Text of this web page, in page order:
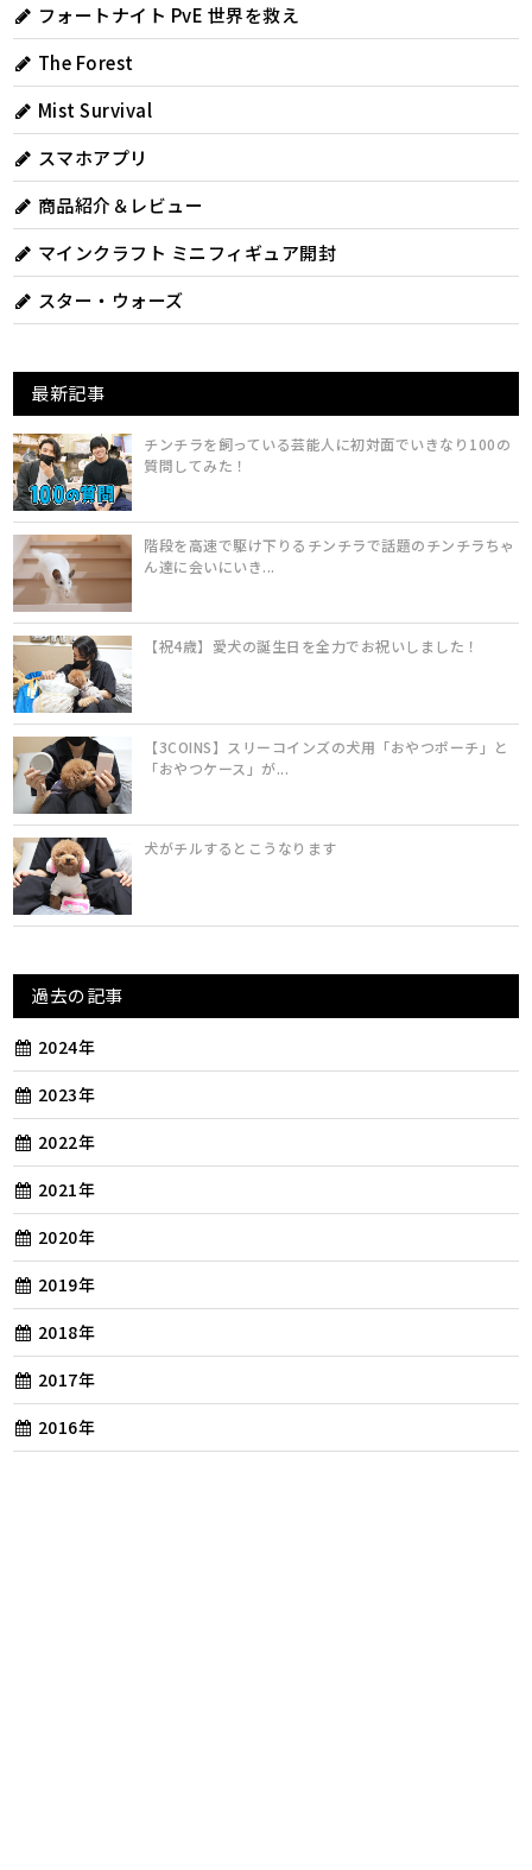
フォートナイト PvE 世界を救え
The Forest
Mist Survival
スマホアプリ
商品紹介＆レビュー
マインクラフト ミニフィギュア開封
スター・ウォーズ
最新記事
チンチラを飼っている芸能人に初対面でいきなり100の
質問してみた！
階段を高速で駆け下りるチンチラで話題のチンチラちゃ
ん達に会いにいき...
【祝4歳】愛犬の誕生日を全力でお祝いしました！
【3COINS】スリーコインズの犬用「おやつポーチ」と
「おやつケース」が...
犬がチルするとこうなります
過去の記事
2024年
2023年
2022年
2021年
2020年
2019年
2018年
2017年
2016年